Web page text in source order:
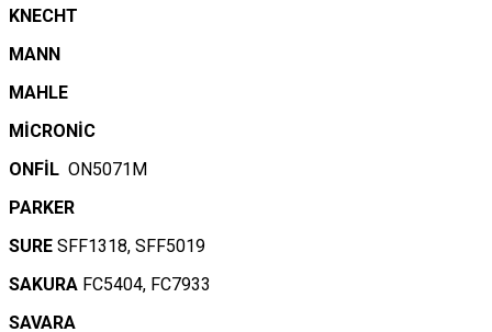
KNECHT
MANN
MAHLE
MİCRONİC
ONFİL ON5071M
PARKER
SURE SFF1318, SFF5019
SAKURA FC5404, FC7933
SAVARA